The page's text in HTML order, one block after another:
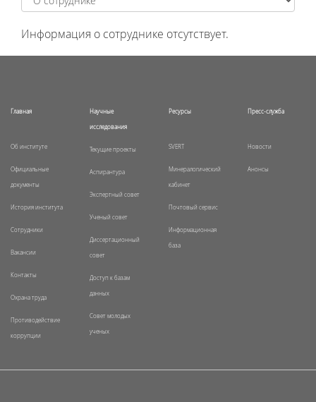
Информация о сотруднике отсутствует.
Главная
Об институте
Официальные
документы
История института
Сотрудники
Вакансии
Контакты
Охрана труда
Противодействие
коррупции
Научные
исследования
Текущие проекты
Аспирантура
Экспертный совет
Ученый совет
Диссертационный
совет
Доступ к базам
данных
Совет молодых
ученых
Ресурсы
SVERT
Минералогический
кабинет
Почтовый сервис
Информационная
база
Пресс-служба
Новости
Анонсы